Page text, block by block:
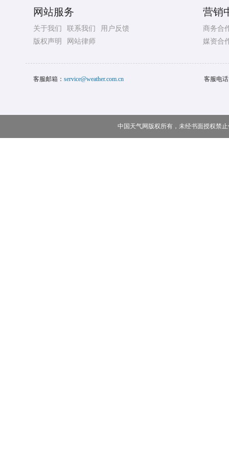
网站服务
关于我们 联系我们
用户反馈
版权声明
网站律师
营销
商务合
媒资合
客服邮箱： service@weather.com.cn 客服电
中国天气网版权所有，未经书面授权